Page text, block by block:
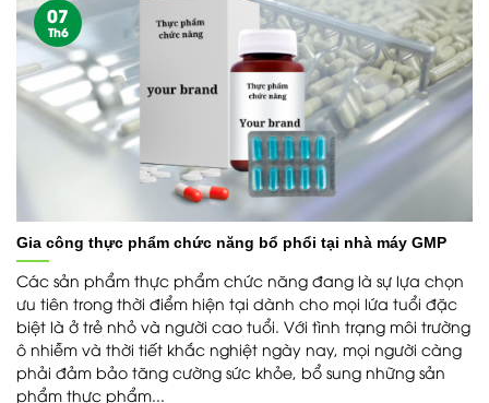
Gia công thực phẩm chức năng bổ phổi tại nhà máy GMP
Các sản phẩm thực phẩm chức năng đang là sự lựa chọn
ưu tiên trong thời điểm hiện tại dành cho mọi lứa tuổi đặc
biệt là ở trẻ nhỏ và người cao tuổi. Với tình trạng môi trường
ô nhiễm và thời tiết khắc nghiệt ngày nay, mọi người càng
phải đảm bảo tăng cường sức khỏe, bổ sung những sản
phẩm thực phẩm...
07
Th6